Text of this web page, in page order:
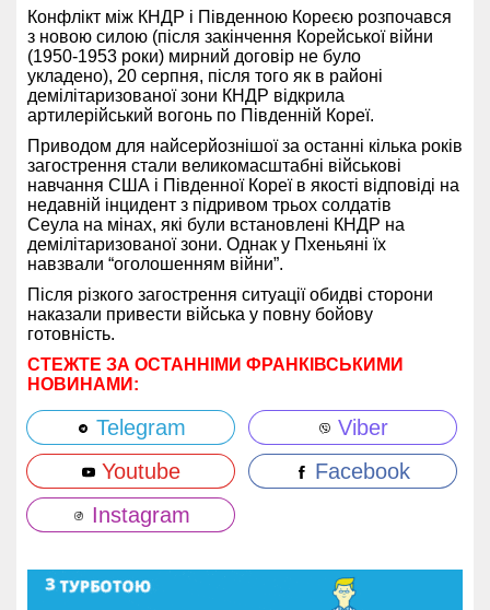
Конфлікт між КНДР і Південною Кореєю розпочався
з новою силою (після закінчення Корейської війни
(1950-1953 роки) мирний договір не було
укладено), 20 серпня, після того як в районі
демілітаризованої зони КНДР відкрила
артилерійський вогонь по Південній Кореї.
Приводом для найсерйознішої за останні кілька років
загострення стали великомасштабні військові
навчання США і Південної Кореї в якості відповіді на
недавній інцидент з підривом трьох солдатів
Сеула на мінах, які були встановлені КНДР на
демілітаризованої зони. Однак у Пхеньяні їх
навзвали “оголошенням війни”.
Після різкого загострення ситуації обидві сторони
наказали привести війська у повну бойову
готовність.
СТЕЖТЕ ЗА ОСТАННІМИ ФРАНКІВСЬКИМИ
НОВИНАМИ:
Telegram
Viber
Youtube
Facebook
Instagram